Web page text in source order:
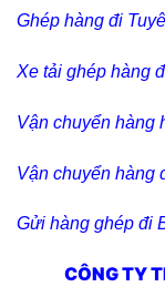
Ghép hàng đi
Xe tải ghép hàng
Vận chuyển hàng
Vận chuyển hàng
Gửi hàng ghép đi
CÔNG TY